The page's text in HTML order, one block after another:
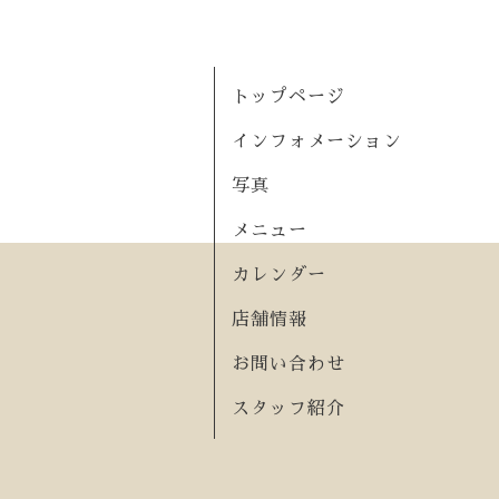
トップページ
インフォメーション
写真
メニュー
カレンダー
店舗情報
お問い合わせ
スタッフ紹介